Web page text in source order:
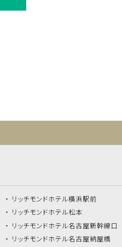
リッチモンドホテル横浜駅前
リッチモンドホテル松本
リッチモンドホテル名古屋新幹線口
リッチモンドホテル名古屋納屋橋